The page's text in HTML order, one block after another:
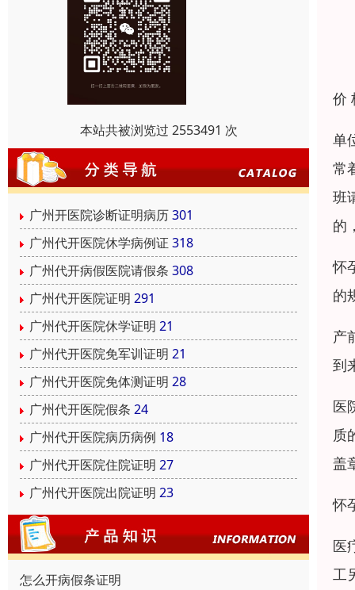
本站共被浏览过 2553491 次
广州开医院诊断证明病历301
广州代开医院休学病例证 318
广州代开病假医院请假条 308
广州代开医院证明 291
广州代开医院休学证明 21
广州代开医院免军训证明 21
广州代开医院免体测证明 28
广州代开医院假条 24
广州代开医院病历病例 18
广州代开医院住院证明 27
广州代开医院出院证明 23
怎么开病假条证明
价
单
常
班
的
怀
的
产
到
医
质
盖
怀
医
工